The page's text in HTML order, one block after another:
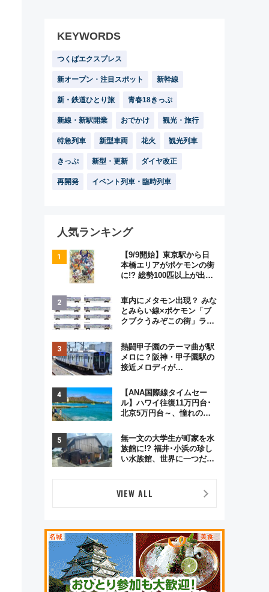
KEYWORDS
つくばエクスプレス
新オープン・注目スポット 新幹線
新・鉄道ひとり旅 青春18きっぷ
新線・新駅開業 おでかけ 観光・旅行
特急列車 新型車両 花火 観光列車
きっぷ 新型・更新 ダイヤ改正
再開発 イベント列車・臨時列車
人気ランキング
【9/9開始】東京駅から日
本橋エリアがポケモンの街
に!? 総勢100匹以上が出現
格謎解き・グッズ情報まと
め
車内にメタモン出現？ みな
とみらい線×ポケモン「ブ
クブクうみぞこの街」ラッ
この夏は直通列車で横浜
へ！
熱闘甲子園のテーマ曲が駅
メロに？阪神・甲子園駅の
接近メロディが
実アレンジの特別仕様へ、
8月5日始発から
【ANA国際線タイムセー
ル】ハワイ往復11万円台･
北京5万円台～、憧れのビ
GW旅行まで狙える激アツ
路線まとめ（8/10まで）
無一文の大学生が町家を水
族館に!? 福井･小浜の珍し
い水族館、世界に一つだけ
第2弾
VIEW ALL